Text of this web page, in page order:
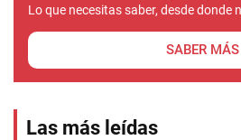
Lo que necesitas saber, desde donde
SABER MÁS
Las más leídas